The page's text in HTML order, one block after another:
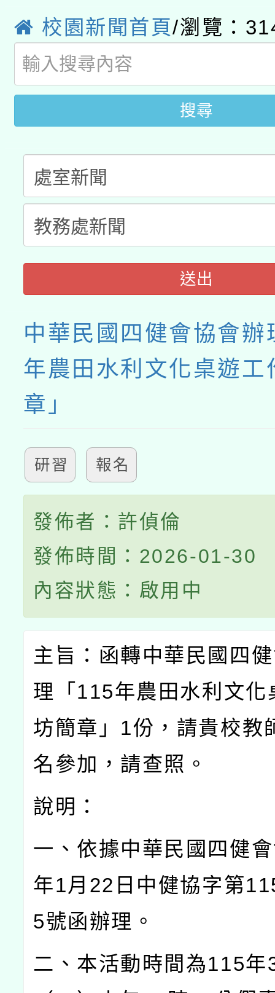
業成長研習」實施計畫
族教育國際趨勢與發展
新北市政府教育局辦理
師專業成長研習實施計
方素養工作坊新北場」
族語言臺北學習中心
「族語學習班」招生簡
轉知有關國立成功大學
文教學共融平台-教案
教育部國民及學前教育
年度COVID-19疫苗接
接種之民眾」措施，延
月28日止
校園新聞首頁/瀏覽：
搜尋
送出
中華民國四健會協會
年農田水利文化桌遊工
章」
研習 報名
發佈者：許偵倫
發佈時間：2026-01-30
內容狀態：啟用中
主旨：函轉中華民國四
理「 115年農田水利文化
坊簡章」 1份，請貴校教
名參加，請查照。
說明：
一、依據中華民國四健
年1月 22 日中健協字第
5號函辦理。
二、本活動時間為115年